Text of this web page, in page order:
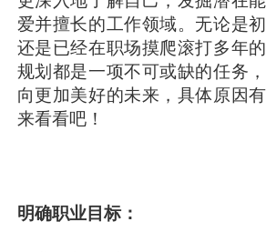
爱并擅长的工作领域。无论是
还是已经在职场摸爬滚打多年
规划都是一项不可或缺的任务
向更加美好的未来，具体原因
来看看吧！
明确职业目标：